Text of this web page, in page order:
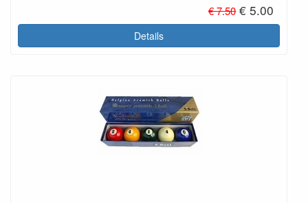
€ 7.50€ 5.00
Details